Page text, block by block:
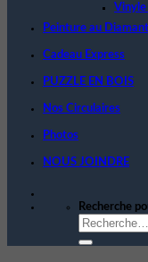
Vinyle
Peinture au
Cadeau Express
PUZZLE EN BOIS
Nos Circulaires
Photos
NOUS JOINDRE
Recherche